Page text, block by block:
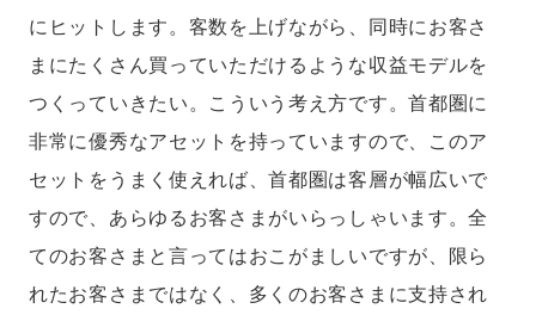
にヒットします。客数を上げながら、同時にお客さ
まにたくさん買っていただけるような収益モデルを
つくっていきたい。こういう考え方です。首都圏に
非常に優秀なアセットを持っていますので、このア
セットをうまく使えれば、首都圏は客層が幅広いで
すので、あらゆるお客さまがいらっしゃいます。全
てのお客さまと言ってはおこがましいですが、限ら
れたお客さまではなく、多くのお客さまに支持され